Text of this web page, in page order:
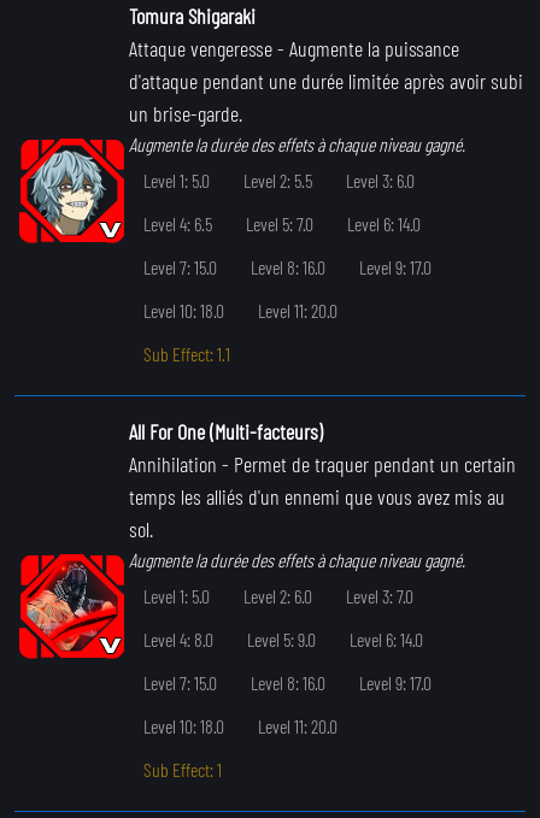
Tomura Shigaraki
Attaque vengeresse- Augmente la puissance
d'attaque pendant une durée limitée après avoir subi
un brise-garde.
Augmente la durée des effets à chaque niveau gagné.
Level 1: 5.0
Level 2: 5.5
Level 3: 6.0
Level 4: 6.5
Level 5: 7.0
Level 6: 14.0
Level 7: 15.0
Level 8: 16.0
Level 9: 17.0
Level 10: 18.0
Level 11: 20.0
Sub Effect: 1.1
All For One (Multi-facteurs)
Annihilation - Permet de traquer pendant un certain
temps les alliés d'un ennemi que vous avez mis au
sol.
Augmente la durée des effets à chaque niveau gagné.
Level 1: 5.0
Level 2: 6.0
Level 3: 7.0
Level 4: 8.0
Level 5: 9.0
Level 6: 14.0
Level 7: 15.0
Level 8: 16.0
Level 9: 17.0
Level 10: 18.0
Level 11: 20.0
Sub Effect: 1